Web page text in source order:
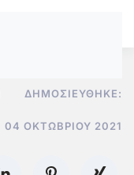
ΔΗΜΟΣΙΕΎΘΗΚΕ:
04 ΟΚΤΩΒΡΊΟΥ 2021